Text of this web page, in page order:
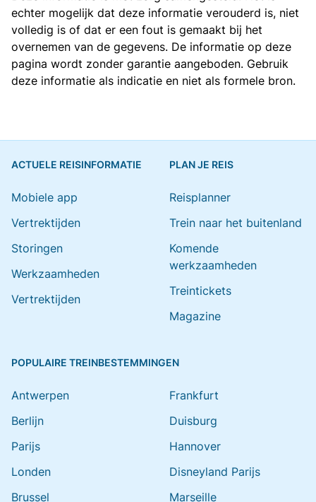
echter mogelijk dat deze informatie verouderd is, niet
volledig is of dat er een fout is gemaakt bij het
overnemen van de gegevens. De informatie op deze
pagina wordt zonder garantie aangeboden. Gebruik
deze informatie als indicatie en niet als formele bron.
ACTUELE REISINFORMATIE
Mobiele app
Vertrektijden
Storingen
Werkzaamheden
Vertrektijden
PLAN JE REIS
Reisplanner
Trein naar het buitenland
Komende
werkzaamheden
Treintickets
Magazine
POPULAIRE TREINBESTEMMINGEN
Antwerpen
Berlijn
Parijs
Londen
Brussel
Frankfurt
Duisburg
Hannover
Disneyland Parijs
Marseille